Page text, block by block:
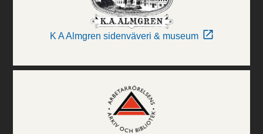
K A Almgren sidenväveri & museum